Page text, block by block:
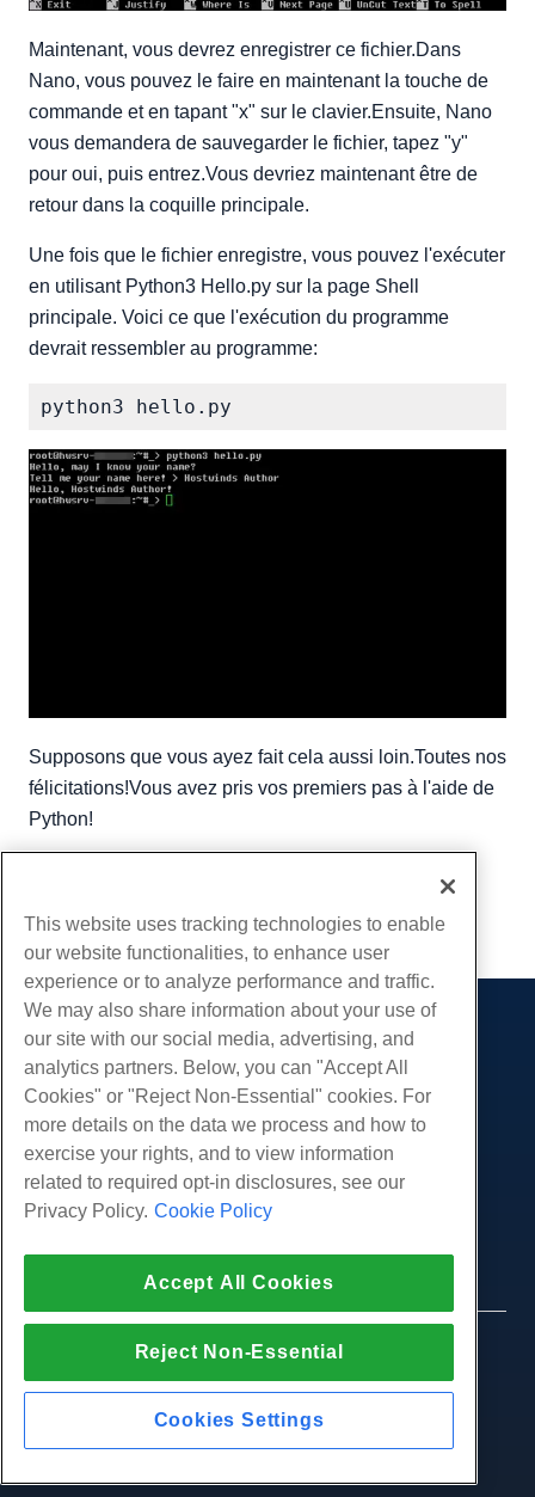
Maintenant, vous devrez enregistrer ce fichier.Dans
Nano, vous pouvez le faire en maintenant la touche de
commande et en tapant "x" sur le clavier.Ensuite, Nano
vous demandera de sauvegarder le fichier, tapez "y"
pour oui, puis entrez.Vous devriez maintenant être de
retour dans la coquille principale.
Une fois que le fichier enregistre, vous pouvez l'exécuter
en utilisant Python3 Hello.py sur la page Shell
principale. Voici ce que l'exécution du programme
devrait ressembler au programme:
Supposons que vous ayez fait cela aussi loin.Toutes nos
félicitations!Vous avez pris vos premiers pas à l'aide de
Python!
Copie URL
Des produits
Hébergement Web
Hébergement professionnel
Revendeur Hébergeur
Revendeur en marque blanche
Géré Linux VPS
Windows gérés VPS
Windows non géré VPS
Serveurs Cloud
Équilibreurs de charge
Stockage de blocs
SSL Certificats
Prestations de service
Migrations de sites Web
Communauté
Documentation produit
Tutoriels
Compagnie
À propos de nous
Centres de données
presse
Programme d'affiliation
Politique de confidentialité
Forces de l'ordre
Accord d'affiliation
Chat en direct avec nous
Ouvrez un ticket de support
© 2010-2026 Hostwinds, une HostPapa Inc.
entreprise.
Tous les droits sont réservés.
This website uses tracking technologies to enable
our website functionalities, to enhance user
experience or to analyze performance and traffic.
We may also share information about your use of
our site with our social media, advertising, and
analytics partners. Below, you can "Accept All
Cookies" or "Reject Non-Essential" cookies. For
more details on the data we process and how to
exercise your rights, and to view information
related to required opt-in disclosures, see our
Privacy Policy. Cookie Policy
Accept All Cookies
Reject Non-Essential
Cookies Settings